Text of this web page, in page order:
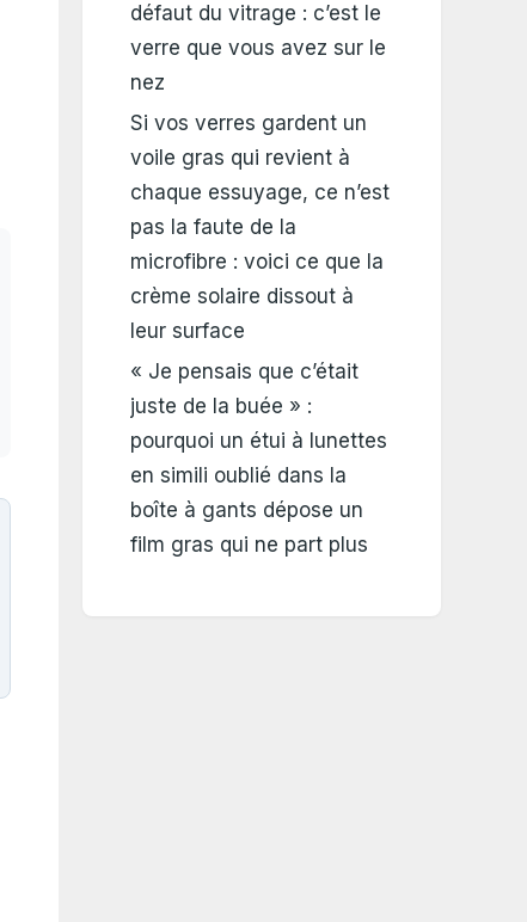
défaut du vitrage : c’est le
verre que vous avez sur le
nez
Si vos verres gardent un
voile gras qui revient à
chaque essuyage, ce n’est
pas la faute de la
microfibre : voici ce que la
crème solaire dissout à
leur surface
« Je pensais que c’était
juste de la buée » :
pourquoi un étui à lunettes
en simili oublié dans la
boîte à gants dépose un
film gras qui ne part plus